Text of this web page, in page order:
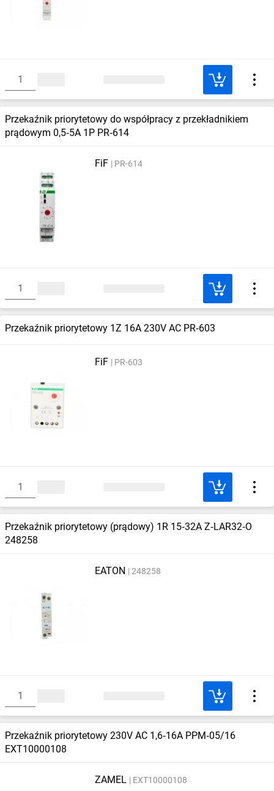
Przekaźnik priorytetowy do współpracy z przekładnikiem
prądowym 0,5‑5A 1P PR‑614
FiF PR-614
Przekaźnik priorytetowy 1Z 16A 230V AC PR‑603
FiF PR-603
Przekaźnik priorytetowy (prądowy) 1R 15‑32A Z‑LAR32‑O
248258
EATON 248258
Przekaźnik priorytetowy 230V AC 1,6‑16A PPM‑05/16
EXT10000108
ZAMEL EXT10000108